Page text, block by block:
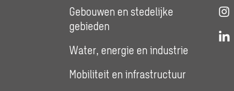
Gebouwen en stedelijke
gebieden
Water, energie en industrie
Mobiliteit en infrastructuur